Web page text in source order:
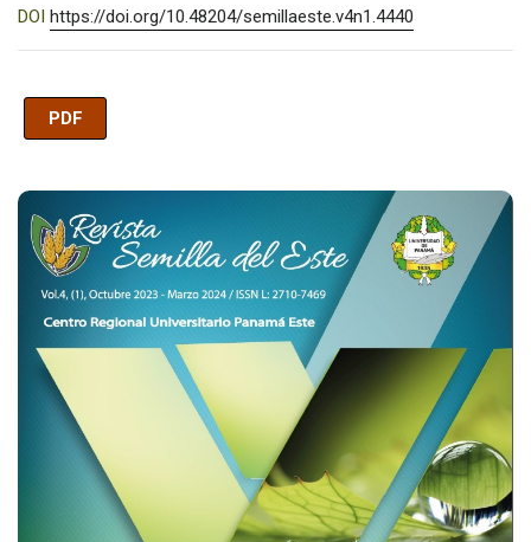
DOI https://doi.org/10.48204/semillaeste.v4n1.4440
PDF
Imagen de portada